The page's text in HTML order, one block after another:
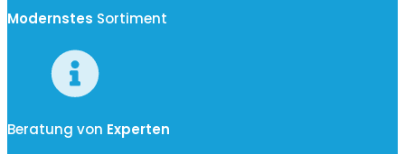
Modernstes Sortiment
Beratung von Experten